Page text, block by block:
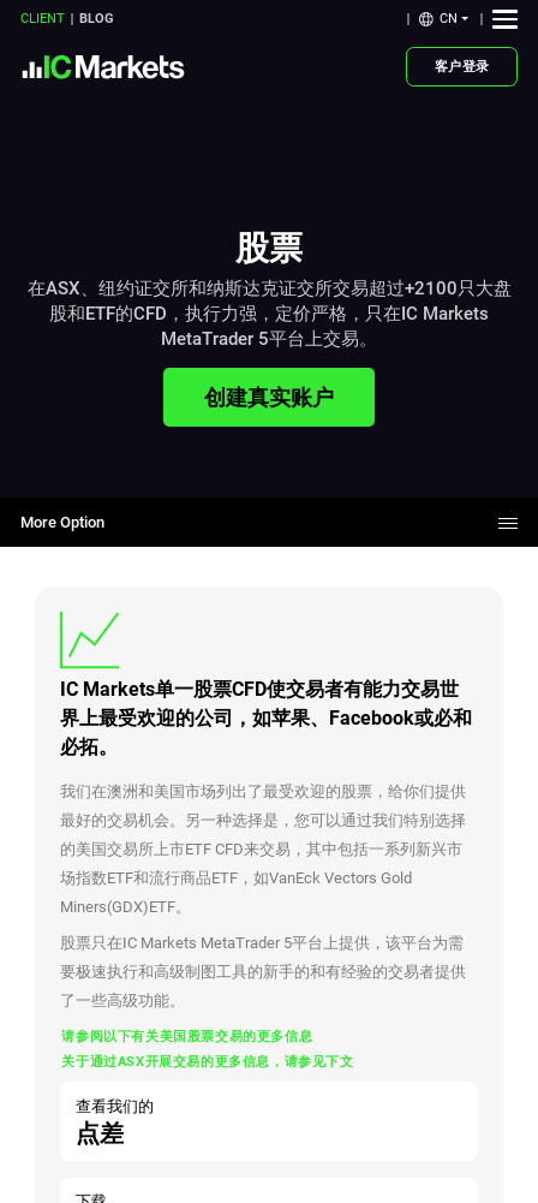
CLIENT BLOG CN
客户登录
股票
在ASX、纽约证交所和纳斯达克证交所交易超过+2100只大盘
股和ETF的CFD，执行力强，定价严格，只在IC Markets
MetaTrader 5平台上交易。
创建真实账户
More Option
IC Markets单一股票CFD使交易者有能力交易世
界上最受欢迎的公司，如苹果、Facebook或必和
必拓。
我们在澳洲和美国市场列出了最受欢迎的股票，给你们提供
最好的交易机会。另一种选择是，您可以通过我们特别选择
的美国交易所上市ETF CFD来交易，其中包括一系列新兴市
场指数ETF和流行商品ETF，如VanEck Vectors Gold
Miners(GDX)ETF。
股票只在IC Markets MetaTrader 5平台上提供，该平台为需
要极速执行和高级制图工具的新手的和有经验的交易者提供
了一些高级功能。
请参阅以下有关美国股票交易的更多信息
关于通过ASX开展交易的更多信息，请参见下文
查看我们的
点差